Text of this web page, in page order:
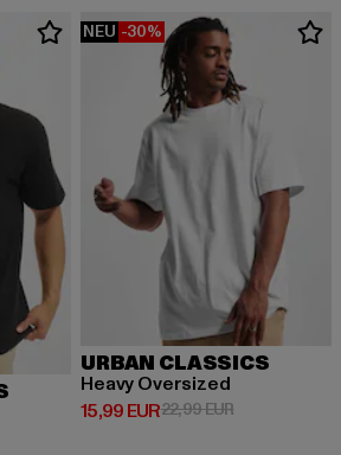
22,99 EUR
NEU -30%
URBAN CLASSICS
Heavy Oversized
15,99 EUR
Derzeitiger Preis: 15,99 EUR
22,99 EURAktionspreis: